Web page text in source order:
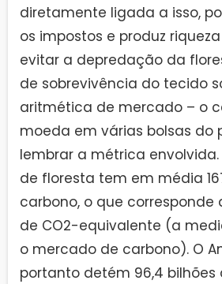
diretamente ligada a isso,
os impostos e produz
evitar a depredação da
de sobrevivência do tecido
aritmética de mercado – o
moeda em várias bolsas do
lembrar a métrica
de floresta tem em média
carbono, o que corresponde
de CO2-equivalente (a
o mercado de carbono). O
portanto detém 96,4